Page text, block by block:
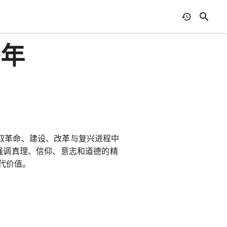
命、建设、改革与复兴进程中
真理、信仰、意志和道德的精
值。